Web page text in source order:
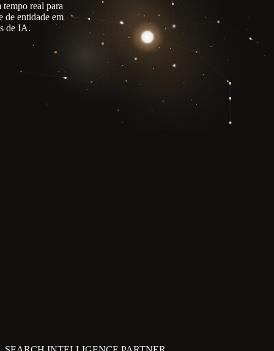
tempo real para
de entidade em
de IA.